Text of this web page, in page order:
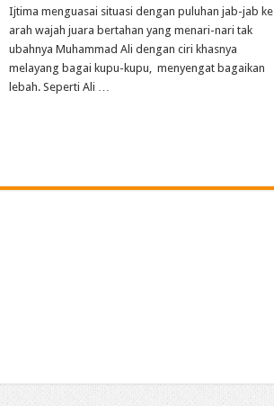
Ijtima menguasai situasi dengan puluhan jab-jab ke
arah wajah juara bertahan yang menari-nari tak
ubahnya Muhammad Ali dengan ciri khasnya
melayang bagai kupu-kupu, menyengat bagaikan
lebah. Seperti Ali …